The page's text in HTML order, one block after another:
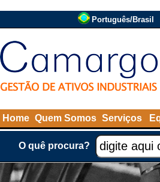
Português/Brasil
Home Quem Somos Serviços
O quê procura?